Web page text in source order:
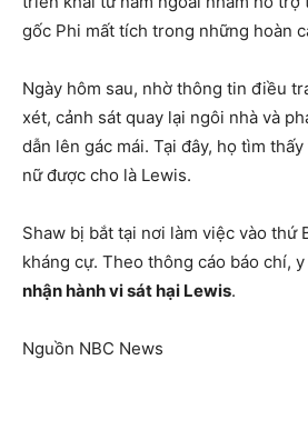
gốc Phi mất tích trong những hoàn
Ngày hôm sau, nhờ thông tin điều
xét, cảnh sát quay lại ngôi nhà và
dẫn lên gác mái. Tại đây, họ tìm
nữ được cho là Lewis.
Shaw bị bắt tại nơi làm việc vào thứ
kháng cự. Theo thông cáo báo chí,
nhận hành vi sát hại Lewis.
Nguồn NBC News